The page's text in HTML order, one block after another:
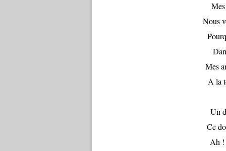
Nous
Mes
A la
Un
Ce
Ah !